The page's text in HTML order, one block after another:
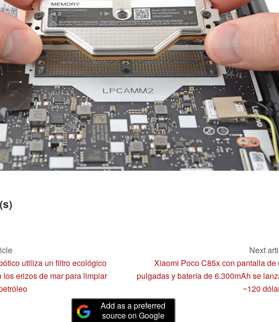
utiliza un filtro ecológico
los erizos de mar para limpiar
Next
Xiaomi Poco C85x con pantalla de
pulgadas y batería de 6.300mAh se
~120
Add as a preferred
source on Google